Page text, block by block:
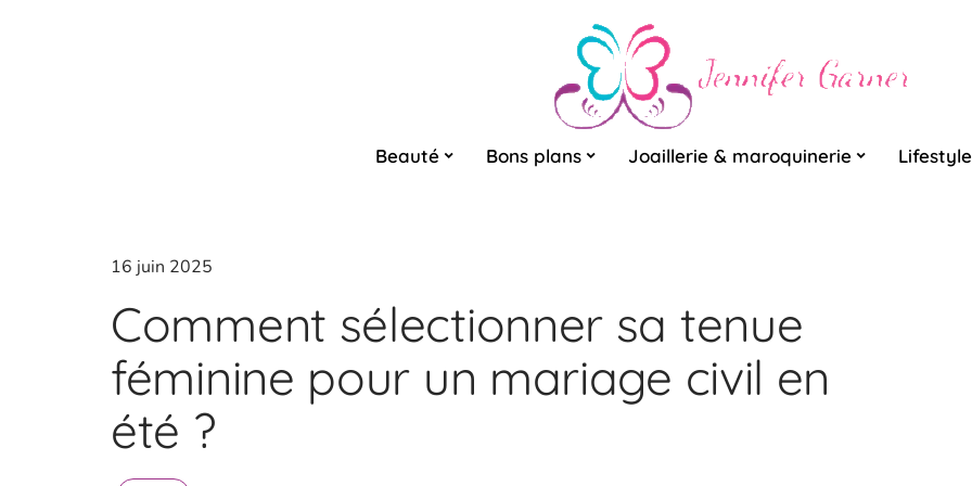
Beauté Bons plans Joaillerie & maroquinerie Lifestyle
16 juin 2025
Comment sélectionner sa tenue
féminine pour un mariage civil en
été ?